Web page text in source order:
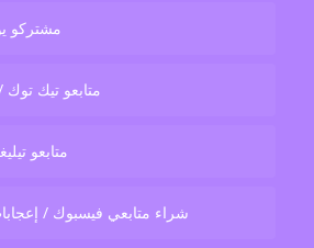
مشتركو
متابعو تيك
متابعو
شراء متابعي فيسبوك /